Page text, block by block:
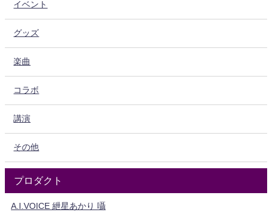
イベント
グッズ
楽曲
コラボ
講演
その他
プロダクト
A.I.VOICE 紲星あかり 囁